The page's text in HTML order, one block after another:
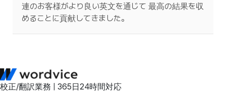
連のお客様がより良い英文を通じて 最高の結果を収
めることに貢献してきました。
校正/翻訳業務 | 365日24時間対応